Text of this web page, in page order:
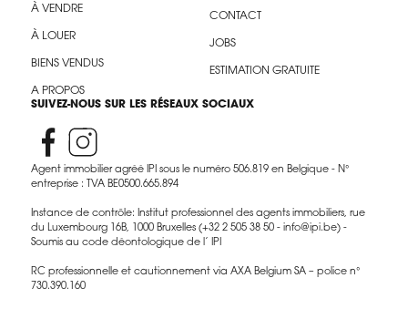
À VENDRE
À LOUER
BIENS VENDUS
A PROPOS
CONTACT
JOBS
ESTIMATION GRATUITE
SUIVEZ-NOUS SUR LES RÉSEAUX SOCIAUX
Agent immobilier agréé IPI sous le numéro 506.819 en Belgique - N°
entreprise : TVA BE0500.665.894
Instance de contrôle: Institut professionnel des agents immobiliers, rue
du Luxembourg 16B, 1000 Bruxelles (+32 2 505 38 50 - info@ipi.be) -
Soumis au code déontologique de l’ IPI
RC professionnelle et cautionnement via AXA Belgium SA – police n°
730.390.160